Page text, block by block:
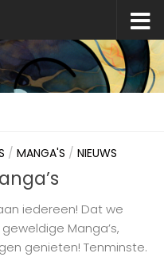
/ MANGA'S / NIEUWS
iedereen! Dat we
Manga’s,
genieten! Tenminste.